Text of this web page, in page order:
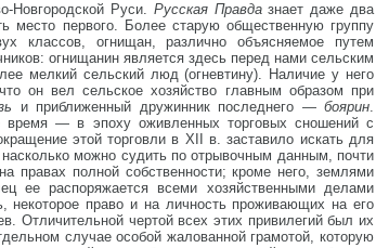
Новгородской Руси. Русская Правдазнает даже два
первого. Более старую общественную группу
огнищан, различно объясняемое путем
огнищанин является здесь перед нами сельским
мелкий сельский люд (огневтину). Наличие у него
он вел сельское хозяйство главным образом при
и приближенный дружинник последнего —боярин.
время — в эпоху оживленных торговых сношений с
этой торговли в XII в. заставило искать для
можно судить по отрывочным данным, почти
правах полной собственности; кроме него, землями
ее распоряжается всеми хозяйственными делами
право и на личность проживающих на его
Отличительной чертой всех этих привилегий был их
случае особой жалованной грамотой, которую